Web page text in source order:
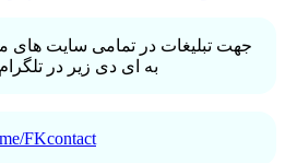
جهت تبلیغات در تمامی سایت
به ای دی زیر در
FKcontact